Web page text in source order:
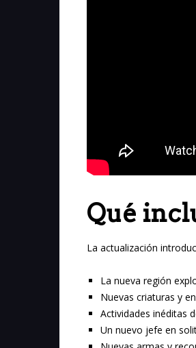
Qué
La actualización
La nueva región
Nuevas criaturas y
Actividades inéditas
Un nuevo jefe en